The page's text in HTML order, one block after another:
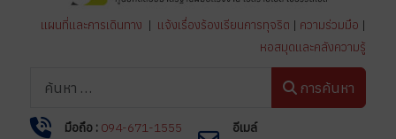
แผนที่และการเดินทาง | แจ้งเรื่องร้องเรียนการทุจริต | ความร่วมมือ |
หอสมุดและคลังความรู้
การค้นหา
มือถือ : 094-671-1555
อีเมล์